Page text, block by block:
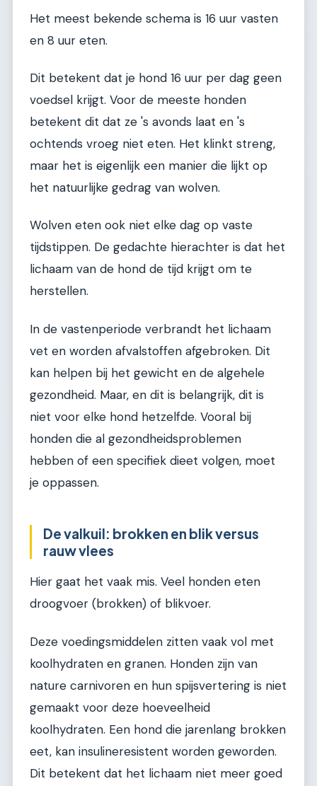
Het meest bekende schema is 16 uur vasten
en 8 uur eten.
Dit betekent dat je hond 16 uur per dag geen
voedsel krijgt. Voor de meeste honden
betekent dit dat ze 's avonds laat en 's
ochtends vroeg niet eten. Het klinkt streng,
maar het is eigenlijk een manier die lijkt op
het natuurlijke gedrag van wolven.
Wolven eten ook niet elke dag op vaste
tijdstippen. De gedachte hierachter is dat het
lichaam van de hond de tijd krijgt om te
herstellen.
In de vastenperiode verbrandt het lichaam
vet en worden afvalstoffen afgebroken. Dit
kan helpen bij het gewicht en de algehele
gezondheid. Maar, en dit is belangrijk, dit is
niet voor elke hond hetzelfde. Vooral bij
honden die al gezondheidsproblemen
hebben of een specifiek dieet volgen, moet
je oppassen.
De valkuil: brokken en blik versus
rauw vlees
Hier gaat het vaak mis. Veel honden eten
droogvoer (brokken) of blikvoer.
Deze voedingsmiddelen zitten vaak vol met
koolhydraten en granen. Honden zijn van
nature carnivoren en hun spijsvertering is niet
gemaakt voor deze hoeveelheid
koolhydraten. Een hond die jarenlang brokken
eet, kan insulineresistent worden geworden.
Dit betekent dat het lichaam niet meer goed